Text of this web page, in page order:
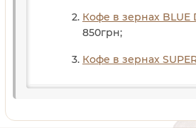
Кофе в зернах BLUE
850грн;
Кофе в зернах